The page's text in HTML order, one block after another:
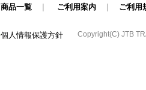
商品一覧 ご利用案内 ご利用
個人情報保護方針 Copyright(C) JTB